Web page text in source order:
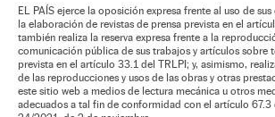
EL PAÍS ejerce la oposición expresa frente al uso de
la elaboración de revistas de prensa prevista en el
también realiza la reserva expresa frente a la
comunicación pública de sus trabajos y artículos sobre
prevista en el artículo 33.1 del TRLPI; y, asimismo,
de las reproducciones y usos de las obras y otras
este sitio web a medios de lectura mecánica u otros
adecuados a tal fin de conformidad con el artículo 67.3